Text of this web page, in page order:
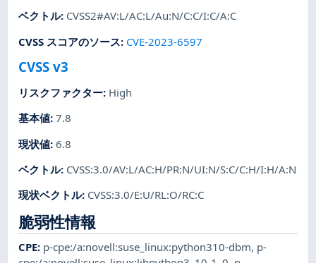
ベクトル: CVSS2#AV:L/AC:L/Au:N/C:C/I:C/A:C
CVSS スコアのソース: CVE-2023-6597
CVSS v3
リスクファクター: High
基本値:7.8
現状値:6.8
ベクトル: CVSS:3.0/AV:L/AC:H/PR:N/UI:N/S:C/C:H/I:H/A:N
現状ベクトル: CVSS:3.0/E:U/RL:O/RC:C
脆弱性情報
CPE: p-cpe:/a:novell:suse_linux:python310-dbm, p-